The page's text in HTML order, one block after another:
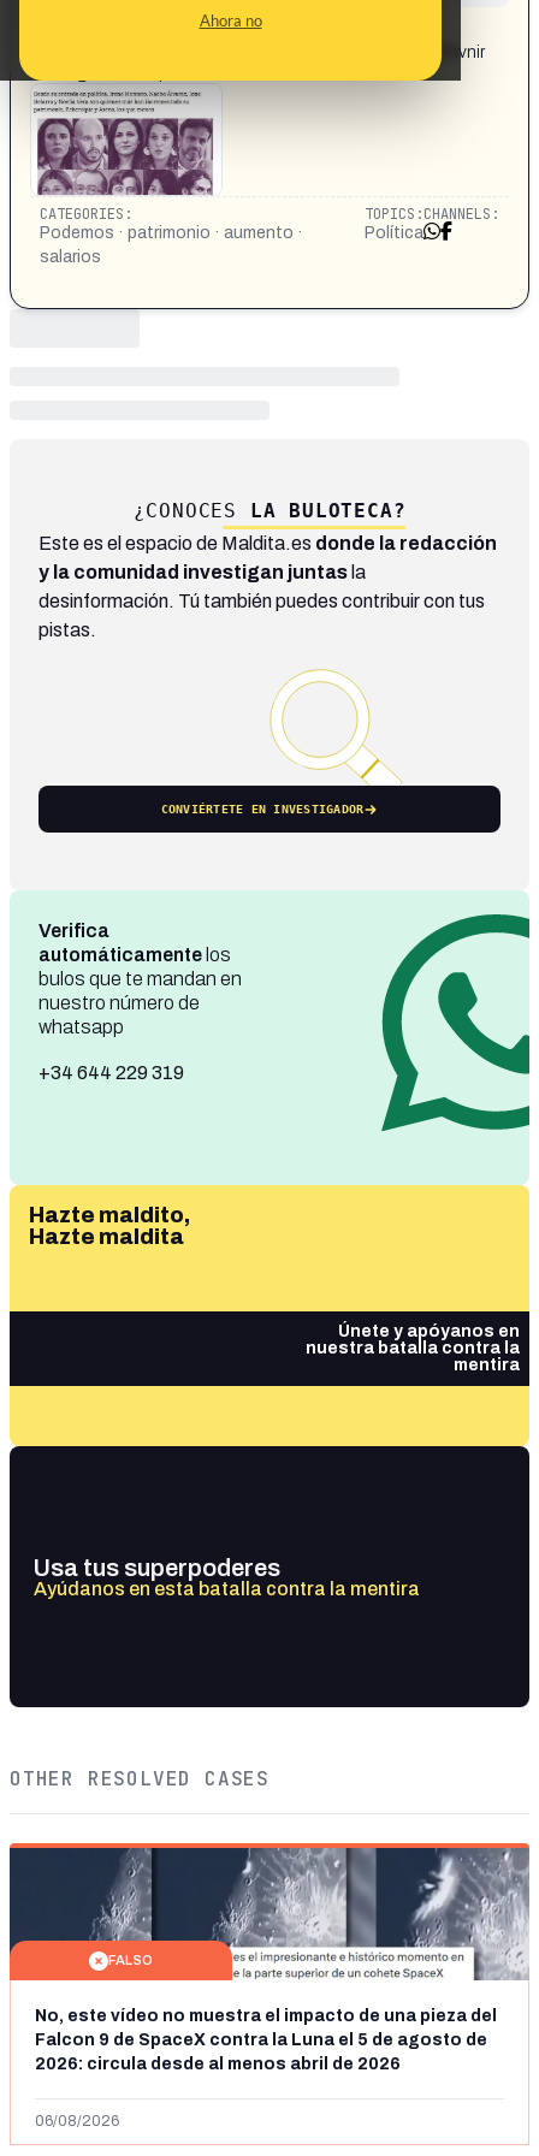
Ahora no
https://www.facebook.com/share/p/16m4B92nUc/
https://www.larazon.es/espana/20210605/fyzamxvkj5hvnir
CATEGORIES:
Podemos · patrimonio · aumento ·
salarios
TOPICS:
Política
CHANNELS:
¿CONOCES LA BULOTECA?
Este es el espacio de Maldita.es donde la redacción
y la comunidad investigan juntas la
desinformación. Tú también puedes contribuir con tus
pistas.
CONVIÉRTETE EN INVESTIGADOR
Verifica
automáticamente los
bulos que te mandan en
nuestro número de
whatsapp
+34 644 229 319
Hazte maldito,
Hazte maldita
Únete y apóyanos en
nuestra batalla contra la
mentira
Usa tus superpoderes
Ayúdanos en esta batalla contra la mentira
OTHER RESOLVED CASES
FALSO
No, este vídeo no muestra el impacto de una pieza del
Falcon 9 de SpaceX contra la Luna el 5 de agosto de
2026: circula desde al menos abril de 2026
06/08/2026